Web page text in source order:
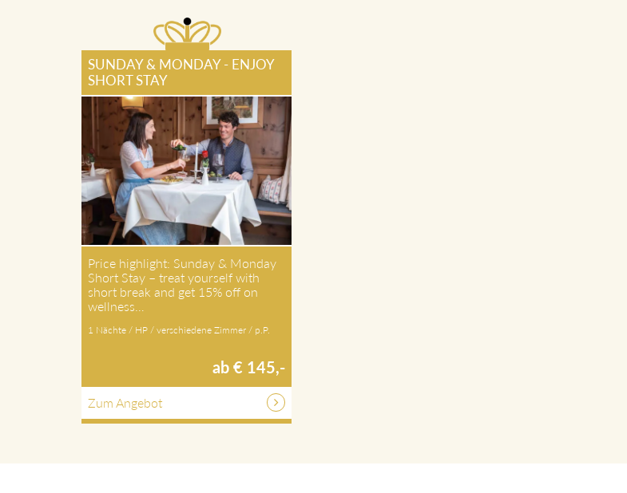
SUNDAY & MONDAY - ENJOY
SHORT STAY
Price highlight: Sunday & Monday
Short Stay – treat yourself with
short break and get 15% off on
wellness…
1 Nächte / HP / verschiedene Zimmer / p.P.
ab € 145,-
Zum Angebot